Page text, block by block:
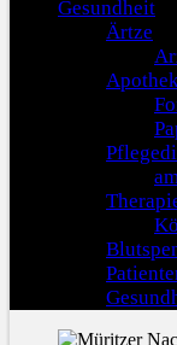
Gesundheit
Ärtze